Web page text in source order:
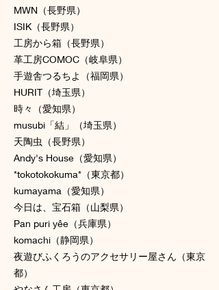
MWN（長野県）
ISIK（長野県）
工房から箱（長野県）
革工房COMOC（岐阜県）
手遊舎つるちよ（福岡県）
HURIT（埼玉県）
時々（愛知県）
musubi「結」（埼玉県）
天陶虫（長野県）
Andy's House（愛知県）
*tokotokokuma*（東京都）
kumayama（愛知県）
今日は、宝石箱（山梨県）
Pan puri yêe（兵庫県）
komachi（静岡県）
夜遊びふくろうのアクセサリー屋さん（東京
都）